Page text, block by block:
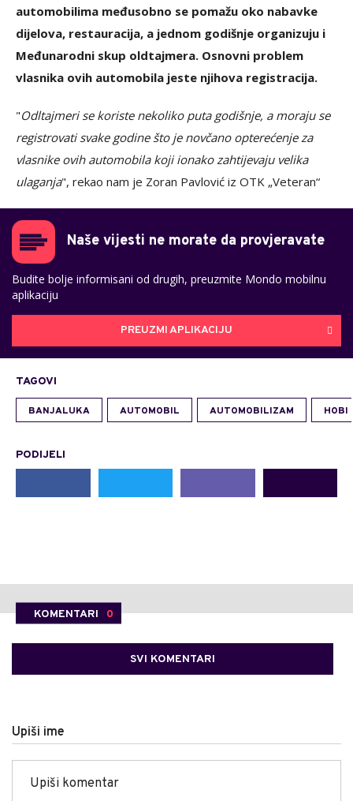
automobilima međusobno se pomažu oko nabavke
dijelova, restauracija, a jednom godišnje organizuju i
Međunarodni skup oldtajmera. Osnovni problem
vlasnika ovih automobila jeste njihova registracija.
"Odltajmeri se koriste nekoliko puta godišnje, a moraju se
registrovati svake godine što je novčano opterećenje za
vlasnike ovih automobila koji ionako zahtijevaju velika
ulaganja", rekao nam je Zoran Pavlović iz OTK „Veteran“
Naše vijesti ne morate da provjeravate
Budite bolje informisani od drugih, preuzmite Mondo mobilnu
aplikaciju
PREUZMI APLIKACIJU
TAGOVI
BANJALUKA AUTOMOBIL AUTOMOBILIZAM HOBI
PODIJELI
KOMENTARI 0
SVI KOMENTARI
Upiši ime